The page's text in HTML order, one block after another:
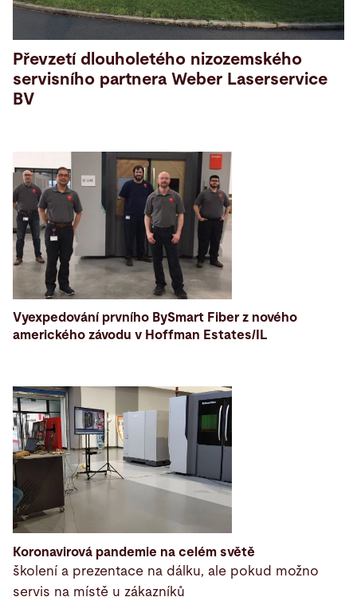
Převzetí dlouholetého nizozemského
servisního partnera Weber Laserservice
BV
Vyexpedování prvního BySmart Fiber z nového
amerického závodu v Hoffman Estates/IL
Koronavirová pandemie na celém světě
školení a prezentace na dálku, ale pokud možno
servis na místě u zákazníků